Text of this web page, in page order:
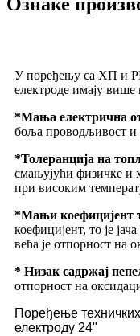
Ознаке
У поређењу са ХП и
електроде имају
*Мања електрична
боља проводљивост
*Толеранција на
смањујући физичке и
при високим
*Мањи коефицијент
коефицијент, то је
већа је отпорност на
* Низак садржај
отпорност на
Поређење
електроду 24"